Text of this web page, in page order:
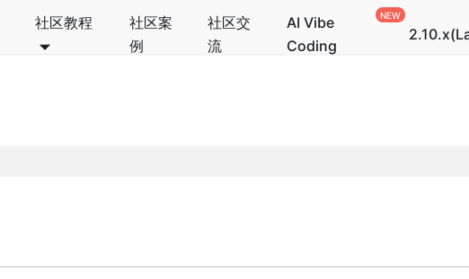
社区教程
社区案
例
社区交
流
AI Vibe
Coding